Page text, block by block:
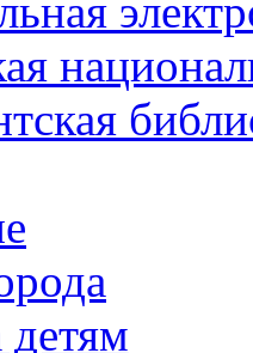
детям